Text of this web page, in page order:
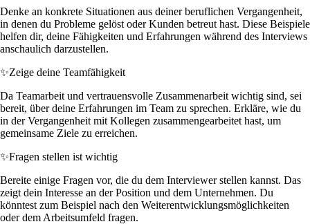
Denke an konkrete Situationen aus deiner beruflichen Vergangenheit,
in denen du Probleme gelöst oder Kunden betreut hast. Diese Beispiele
helfen dir, deine Fähigkeiten und Erfahrungen während des Interviews
anschaulich darzustellen.
✨Zeige deine Teamfähigkeit
Da Teamarbeit und vertrauensvolle Zusammenarbeit wichtig sind, sei
bereit, über deine Erfahrungen im Team zu sprechen. Erkläre, wie du
in der Vergangenheit mit Kollegen zusammengearbeitet hast, um
gemeinsame Ziele zu erreichen.
✨Fragen stellen ist wichtig
Bereite einige Fragen vor, die du dem Interviewer stellen kannst. Das
zeigt dein Interesse an der Position und dem Unternehmen. Du
könntest zum Beispiel nach den Weiterentwicklungsmöglichkeiten
oder dem Arbeitsumfeld fragen.